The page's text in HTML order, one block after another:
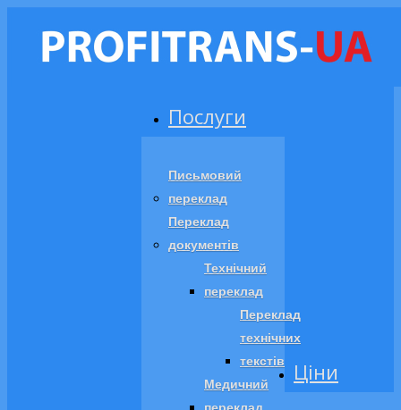
Послуги
Письмовий
переклад
Переклад
документів
Технічний
переклад
Переклад
технічних
текстів
Медичний
Ціни